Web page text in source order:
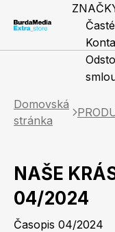
Domovská
stránka
NAŠE
04/2024
Časopis 04/2024